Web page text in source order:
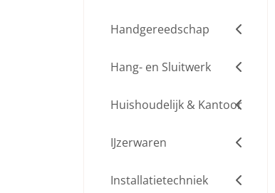
Handgereedschap
Hang- en Sluitwerk
Huishoudelijk & Kantoor
IJzerwaren
Installatietechniek